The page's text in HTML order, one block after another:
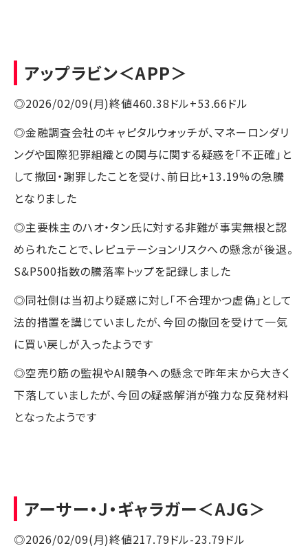
アップラビン＜APP＞
◎2026/02/09(月)終値460.38ドル+53.66ドル
◎金融調査会社のキャピタルウォッチが、マネーロンダリ
ングや国際犯罪組織との関与に関する疑惑を「不正確」と
して撤回・謝罪したことを受け、前日比+13.19%の急騰
となりました
◎主要株主のハオ・タン氏に対する非難が事実無根と認
められたことで、レピュテーションリスクへの懸念が後退。
S&P500指数の騰落率トップを記録しました
◎同社側は当初より疑惑に対し「不合理かつ虚偽」として
法的措置を講じていましたが、今回の撤回を受けて一気
に買い戻しが入ったようです
◎空売り筋の監視やAI競争への懸念で昨年末から大きく
下落していましたが、今回の疑惑解消が強力な反発材料
となったようです
アーサー・J・ギャラガー＜AJG＞
◎2026/02/09(月)終値217.79ドル-23.79ドル